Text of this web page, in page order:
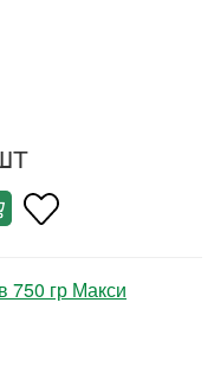
750 гр Макси